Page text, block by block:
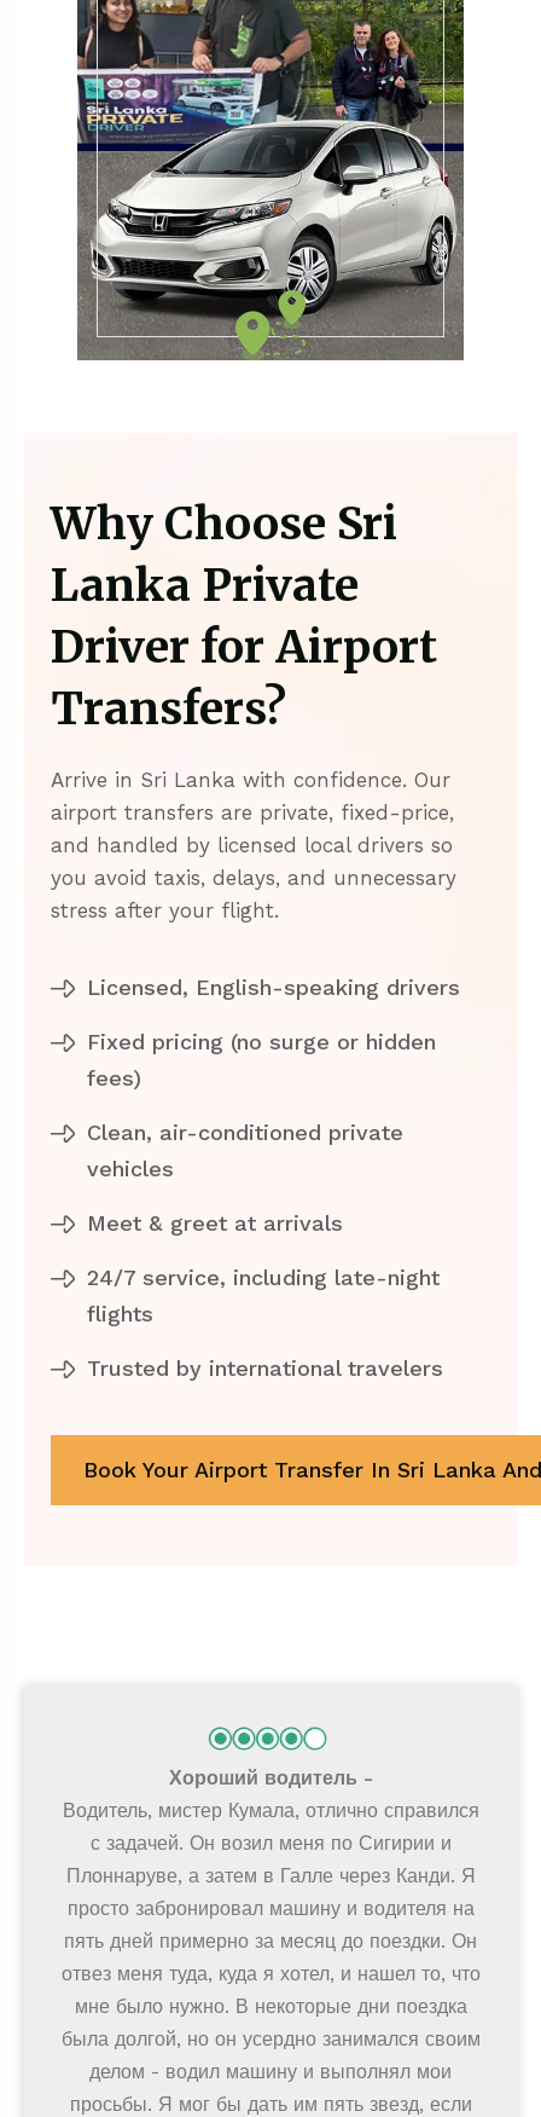
Why Choose Sri
Lanka Private
Driver for Airport
Transfers?
Arrive in Sri Lanka with confidence. Our
airport transfers are private, fixed-price,
and handled by licensed local drivers so
you avoid taxis, delays, and unnecessary
stress after your flight.
Licensed, English-speaking drivers
Fixed pricing (no surge or hidden
fees)
Clean, air-conditioned private
vehicles
Meet & greet at arrivals
24/7 service, including late-night
flights
Trusted by international travelers
Book Your Airport Transfer In Sri Lanka
Хороший водитель
Водитель, мистер Кумала, отлично справился
с задачей. Он возил меня по Сигирии и
Плоннаруве, а затем в Галле через Канди. Я
просто забронировал машину и водителя на
пять дней примерно за месяц до поездки. Он
отвез меня туда, куда я хотел, и нашел то, что
мне было нужно. В некоторые дни поездка
была долгой, но он усердно занимался своим
делом - водил машину и выполнял мои
просьбы. Я мог бы дать им пять звезд, если